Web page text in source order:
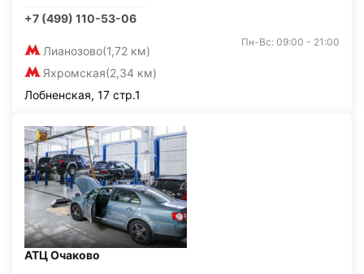
+7 (499) 110-53-06
Лианозово(1,72 км)
Яхромская(2,34 км)
Пн-Вс: 09:00 - 21:00
Лобненская, 17 стр.1
АТЦ Очаково